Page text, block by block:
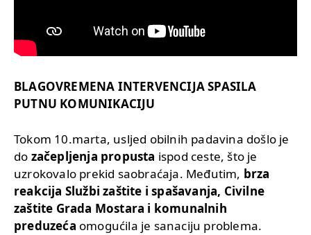
BLAGOVREMENA INTERVENCIJA SPASILA
PUTNU KOMUNIKACIJU
Tokom 10.marta, usljed obilnih padavina došlo je
do začepljenja propusta ispod ceste, što je
uzrokovalo prekid saobraćaja. Međutim, brza
reakcija Službi zaštite i spašavanja, Civilne
zaštite Grada Mostara i komunalnih
preduzeća omogućila je sanaciju problema.